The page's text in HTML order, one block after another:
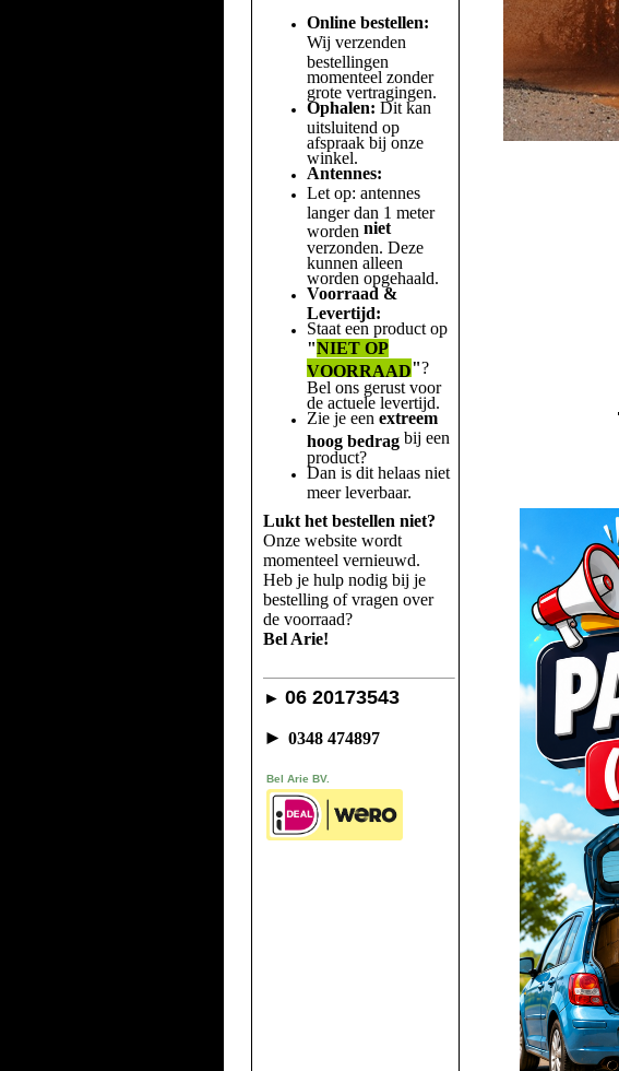
Online bestellen:
Wij verzenden
bestellingen
momenteel zonder
grote vertragingen.
Ophalen: Dit kan
uitsluitend op
afspraak bij onze
winkel.
Antennes:
Let op: antennes
langer dan 1 meter
worden niet
verzonden. Deze
kunnen alleen
worden opgehaald.
Voorraad &
Levertijd:
Staat een product op
"NIET OP
VOORRAAD"?
Bel ons gerust voor
de actuele levertijd.
Zie je een extreem
hoog bedragbij een
product?
Dan is dit helaas niet
meer leverbaar.
Lukt het bestellen niet?
Onze website wordt
momenteel vernieuwd.
Heb je hulp nodig bij je
bestelling of vragen over
de voorraad?
Bel Arie!
► 06 20173543
► 0348 474897
Bel Arie BV.